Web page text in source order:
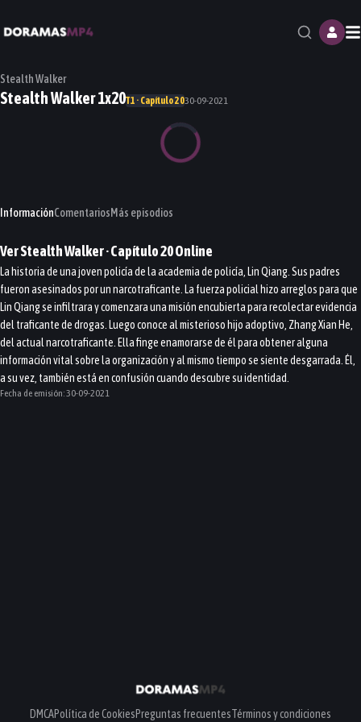
Stealth Walker
Stealth Walker 1x20T1 · Capítulo 2030-09-2021
InformaciónComentariosMás episodios
VerStealth Walker· Capítulo20Online
La historia de una joven policía de la academia de policía, Lin Qiang. Sus padres
fueron asesinados por un narcotraficante. La fuerza policial hizo arreglos para que
Lin Qiang se infiltrara y comenzara una misión encubierta para recolectar evidencia
del traficante de drogas. Luego conoce al misterioso hijo adoptivo, Zhang Xian He,
del actual narcotraficante. Ella finge enamorarse de él para obtener alguna
información vital sobre la organización y al mismo tiempo se siente desgarrada. Él,
a su vez, también está en confusión cuando descubre su identidad.
Fecha de emisión:30-09-2021
DMCAPolítica de CookiesPreguntas frecuentesTérminos y condiciones